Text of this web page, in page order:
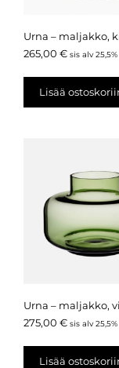
Urna – maljakko,
265,00 € sis alv 25,5%
Lisää
Urna – maljakko,
275,00 € sis alv 25,5%
Lisää